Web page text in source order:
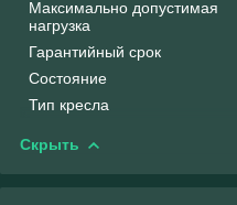
Максимально допустимая
нагрузка
Гарантийный срок
Состояние
Тип кресла
Скрыть